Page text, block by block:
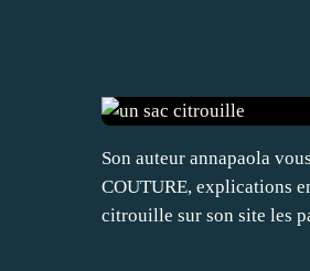
Son auteur annapaola
COUTURE, explications
citrouille sur son site les